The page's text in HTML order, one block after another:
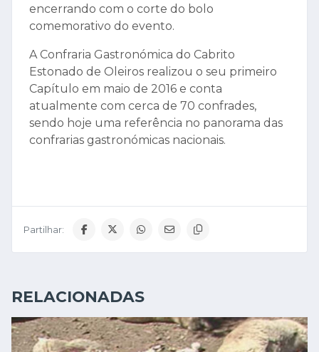
encerrando com o corte do bolo
comemorativo do evento.
A Confraria Gastronómica do Cabrito
Estonado de Oleiros realizou o seu primeiro
Capítulo em maio de 2016 e conta
atualmente com cerca de 70 confrades,
sendo hoje uma referência no panorama das
confrarias gastronómicas nacionais.
Partilhar:
RELACIONADAS